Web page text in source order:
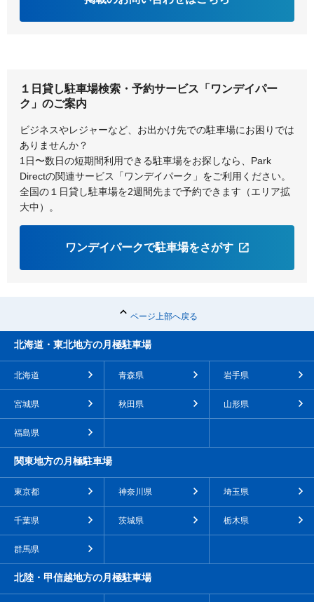
１日貸し駐車場検索・予約サービス「ワンデイパー
ク」のご案内
ビジネスやレジャーなど、お出かけ先での駐車場にお困りでは
ありませんか？
1日〜数日の短期間利用できる駐車場をお探しなら、Park
Directの関連サービス「ワンデイパーク」をご利用ください。
全国の１日貸し駐車場を2週間先まで予約できます（エリア拡
大中）。
ワンデイパークで駐車場をさがす
ページ上部へ戻る
北海道・東北地方の月極駐車場
北海道 青森県 岩手県
宮城県 秋田県 山形県
福島県
関東地方の月極駐車場
東京都 神奈川県 埼玉県
千葉県 茨城県 栃木県
群馬県
北陸・甲信越地方の月極駐車場